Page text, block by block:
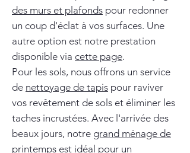
des murs et plafonds pour redonner
un coup d'éclat à vos surfaces. Une
autre option est notre prestation
disponible via cette page.
Pour les sols, nous offrons un service
de nettoyage de tapis pour raviver
vos revêtement de sols et éliminer les
taches incrustées. Avec l'arrivée des
beaux jours, notre grand ménage de
printemps est idéal pour un